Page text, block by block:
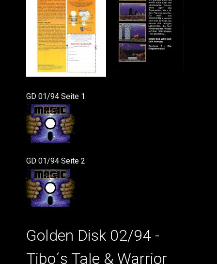
GD 01/94 Seite 1
GD 01/94 Seite 2
Golden Disk 02/94 -
Tibo´s Tale & Warrior